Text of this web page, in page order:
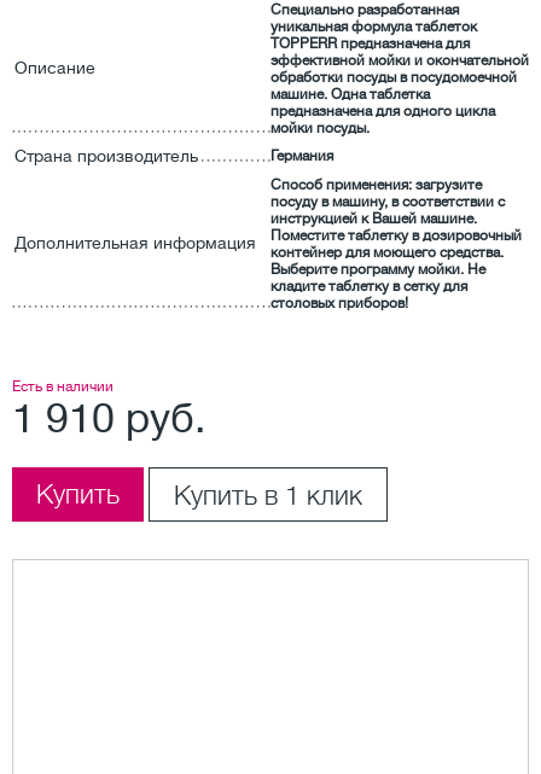
Описание
Специально разработанная
уникальная формула таблеток
TOPPERR предназначена для
эффективной мойки и окончательной
обработки посуды в посудомоечной
машине. Одна таблетка
предназначена для одного цикла
мойки посуды.
Страна производитель Германия
Дополнительная информация
Способ применения: загрузите
посуду в машину, в соответствии с
инструкцией к Вашей машине.
Поместите таблетку в дозировочный
контейнер для моющего средства.
Выберите программу мойки. Не
кладите таблетку в сетку для
столовых приборов!
Есть в наличии
1 910 руб.
Купить Купить в 1 клик